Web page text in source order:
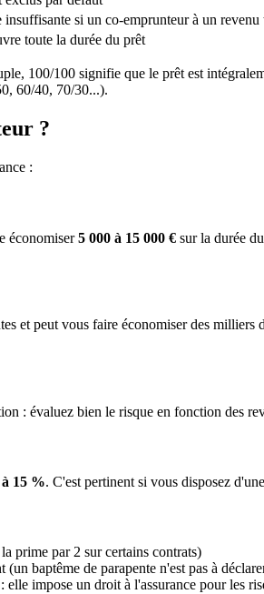
si un co-emprunteur à un revenu
toute la durée du prêt
100/100 signifie que le prêt est
60/40, 70/30...).
?
:
économiser5 000 à 15 000 € sur la durée
et peut vous faire économiser des
: évaluez bien le risque en fonction des
à 15 %. C'est pertinent si vous disposez
prime par 2 sur certains contrats)
baptême de parapente n'est pas à
elle impose un droit à l'assurance pour les